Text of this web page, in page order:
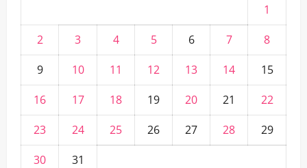
1
2
3 4 5 6 7
8
9
10 11 12 13 14
15
16
17 18 19 20 21
22
23
24 25 26 27 28
29
30
31